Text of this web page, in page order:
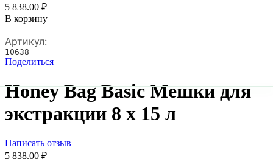
5 838.00 ₽
В корзину
Артикул:
10638
Поделиться
Honey Bag Basic Мешки для
экстракции 8 х 15 л
Написать отзыв
5 838.00 ₽